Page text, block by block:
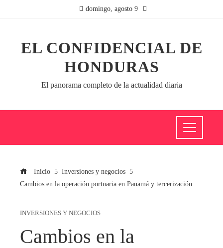
domingo, agosto 9
EL CONFIDENCIAL DE
HONDURAS
El panorama completo de la actualidad diaria
Inicio
Inversiones y negocios
Cambios en la operación portuaria en Panamá y tercerización
INVERSIONES Y NEGOCIOS
Cambios en la